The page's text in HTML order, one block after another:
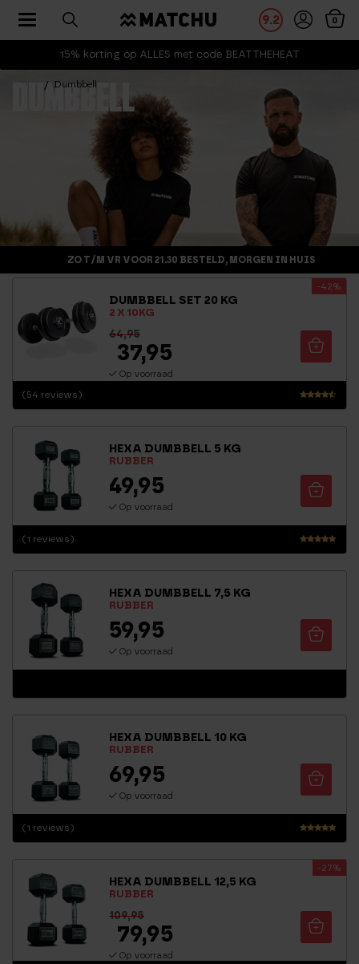
15% korting op ALLES met code BEATTHEHEAT
9.2 0
Toggle navigation
Dumbbell
DUMBBELL
ZO T/M VR VOOR 21.30 BESTELD, MORGEN IN HUIS
DUMBBELL SET 20 KG
2 X 10KG
-42%
Waarder
(54 reviews)
64,95
37,95
Op voorraad
HEXA DUMBBELL 5 KG
RUBBER
Waarderin
(1 reviews)
49,95
Op voorraad
HEXA DUMBBELL 7,5 KG
RUBBER
59,95
Op voorraad
HEXA DUMBBELL 10 KG
RUBBER
Waarderin
(1 reviews)
69,95
Op voorraad
HEXA DUMBBELL 12,5 KG
RUBBER
-27%
109,95
79,95
Op voorraad